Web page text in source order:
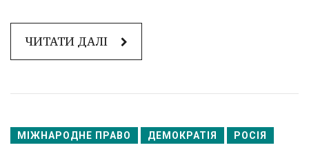
ЧИТАТИ ДАЛІ
МІЖНАРОДНЕ ПРАВО ДЕМОКРАТІЯ РОСІЯ